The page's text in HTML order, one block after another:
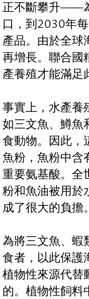
正不斷攀升——
口，到2030年
產品。由於全球
再增長。聯合國
產養殖才能滿足
事實上，水產養
如三文魚、鱒魚
食動物。因此，
魚粉，魚粉中含
重要氨基酸。全
粉和魚油被用於
成了很大的負擔。
為將三文魚、蝦
食者，以此保護
植物性來源代替
的。植物性飼料